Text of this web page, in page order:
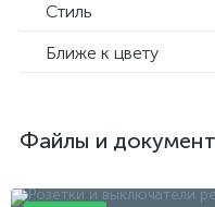
Стиль
Ближе к цвету
Файлы и